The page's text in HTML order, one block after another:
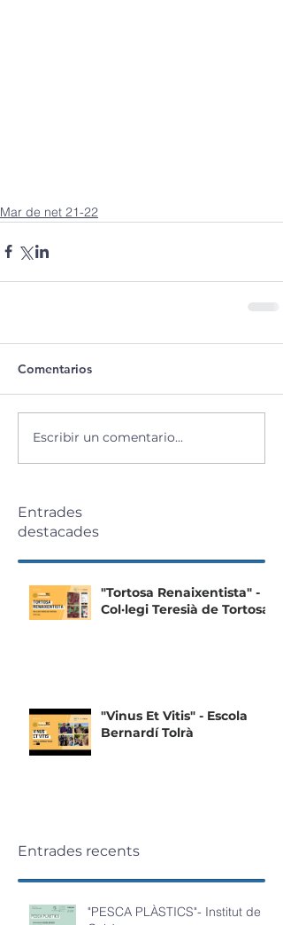
Mar de net 21-22
Comentarios
Escribir un comentario...
Entrades
destacades
"Tortosa Renaixentista" -
Col·legi Teresià de Tortosa
"Vinus Et Vitis" - Escola
Bernardí Tolrà
Entrades recents
"PESCA PLÀSTICS"- Institut de